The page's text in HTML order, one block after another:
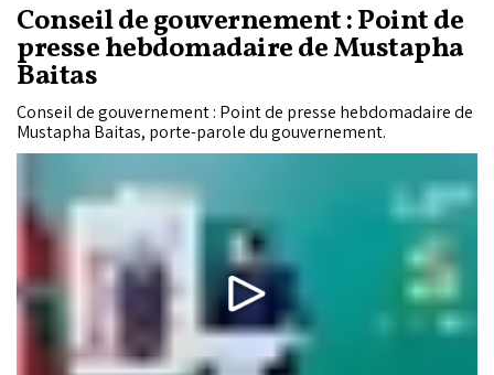
Conseil de gouvernement : Point de
presse hebdomadaire de Mustapha
Baitas
Conseil de gouvernement : Point de presse hebdomadaire de
Mustapha Baitas, porte-parole du gouvernement.